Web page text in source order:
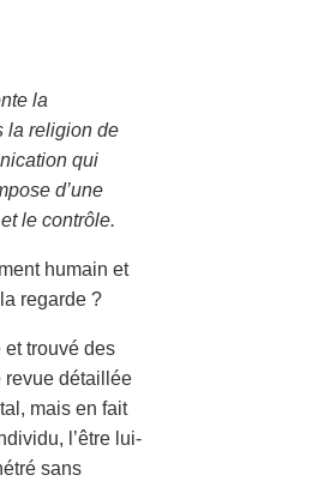
la
la religion de
qui
d’une
le contrôle.
humain et
regarde ?
trouvé des
revue détaillée
mais en fait
l’être lui-
sans